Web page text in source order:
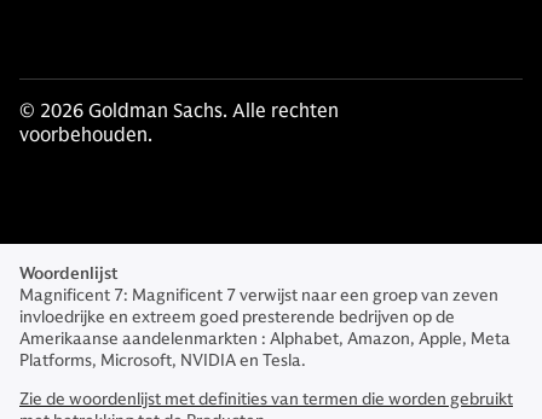
© 2026 Goldman Sachs. Alle rechten
voorbehouden.
Woordenlijst
Magnificent 7: Magnificent 7 verwijst naar een groep van zeven
invloedrijke en extreem goed presterende bedrijven op de
Amerikaanse aandelenmarkten : Alphabet, Amazon, Apple, Meta
Platforms, Microsoft, NVIDIA en Tesla.
Zie de woordenlijst met definities van termen die worden gebruikt